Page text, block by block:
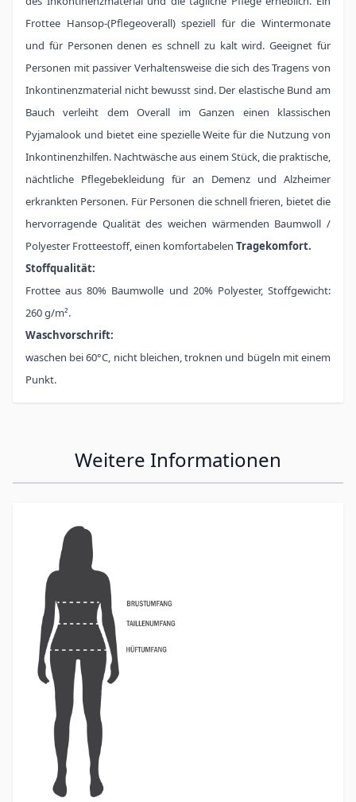
Frottee Hansop-(Pflegeoverall) speziell für die Wintermonate
und für Personen denen es schnell zu kalt wird. Geeignet für
Personen mit passiver Verhaltensweise die sich des Tragens von
Inkontinenzmaterial nicht bewusst sind. Der elastische Bund am
Bauch verleiht dem Overall im Ganzen einen klassischen
Pyjamalook und bietet eine spezielle Weite für die Nutzung von
Inkontinenzhilfen. Nachtwäsche aus einem Stück, die praktische,
nächtliche Pflegebekleidung für an Demenz und Alzheimer
erkrankten Personen. Für Personen die schnell frieren, bietet die
hervorragende Qualität des weichen wärmenden Baumwoll /
Polyester Frotteestoff, einen komfortabelen Tragekomfort.
Stoffqualität:
Frottee aus 80% Baumwolle und 20% Polyester, Stoffgewicht:
260 g/m².
Waschvorschrift:
waschen bei 60°C, nicht bleichen, troknen und bügeln mit einem
Punkt.
Weitere Informationen